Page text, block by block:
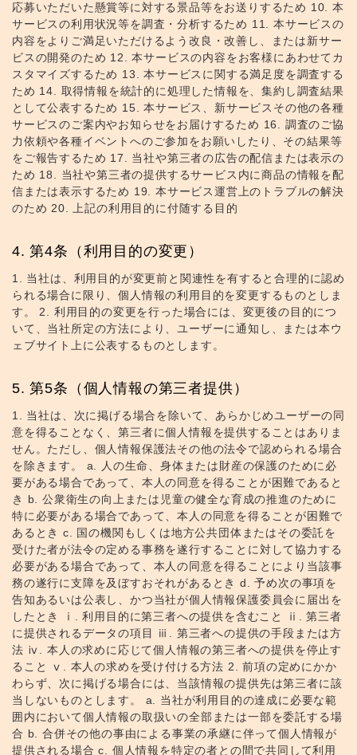
応募いただいた懸賞等に対する景品等をお送りするため 10. 本
サービスの利用状況等を調査・分析するため 11. 本サービスの
内容をよりご満足いただけるよう改良・改善し、または新サー
ビスの開発のため 12. 本サービスの内容をお客様にあわせてカ
スタマイズするため 13. 本サービスに関する満足度を調査する
ため 14. 取得情報を統計的に処理した情報を、集約し調査結果
として公表するため 15. 本サービス、新サービスその他の各種
サービスのご案内やお知らせをお届けするため 16. 調査のご協
力依頼や各種イベントへのご参加をお願いしたり、その結果等
をご報告するため 17. 当社や第三者の広告の配信または表示の
ため 18. 当社や第三者の提供するサービス内に商品の情報を配
信または表示するため 19. 本サービス運営上のトラブルの解決
のため 20. 上記の利用目的に付随する目的
第4条（利用目的の変更）
1. 当社は、利用目的が変更前と関連性を有すると合理的に認め
られる場合に限り、個人情報の利用目的を変更するものとしま
す。 2. 利用目的の変更を行った場合には、変更後の目的につ
いて、当社所定の方法により、ユーザーに通知し、または本ウ
ェブサイト上に公表するものとします。
第5条（個人情報の第三者提供）
1. 当社は、次に掲げる場合を除いて、あらかじめユーザーの同
意を得ることなく、第三者に個人情報を提供することはありま
せん。ただし、個人情報保護法その他の法令で認められる場合
を除きます。 a. 人の生命、身体または財産の保護のために必
要がある場合であって、本人の同意を得ることが困難であると
き b. 公衆衛生の向上または児童の健全な育成の推進のために
特に必要がある場合であって、本人の同意を得ることが困難で
あるとき c. 国の機関もしくは地方公共団体またはその委託を
受けた者が法令の定める事務を遂行することに対して協力する
必要がある場合であって、本人の同意を得ることにより当該事
務の遂行に支障を及ぼすおそれがあるとき d. 予め次の事項を
告知あるいは公表し、かつ当社が個人情報保護委員会に届出を
したとき ⅰ. 利用目的に第三者への提供を含むこと ⅱ. 第三者
に提供されるデータの項目 ⅲ. 第三者への提供の手段または方
法 ⅳ. 本人の求めに応じて個人情報の第三者への提供を停止す
ること ⅴ. 本人の求めを受け付ける方法 2. 前項の定めにかか
わらず、次に掲げる場合には、当該情報の提供先は第三者に該
当しないものとします。 a. 当社が利用目的の達成に必要な範
囲内において個人情報の取扱いの全部または一部を委託する場
合 b. 合併その他の事由による事業の承継に伴って個人情報が
提供される場合 c. 個人情報を特定の者との間で共同して利用